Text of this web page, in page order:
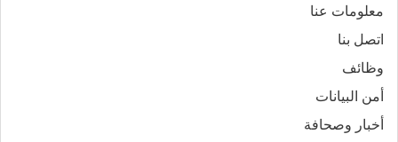
معلومات عنا
اتصل بنا
وظائف
أمن البيانات
أخبار وصحافة